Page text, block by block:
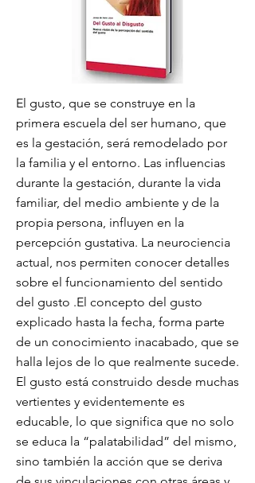
El gusto, que se construye en la
primera escuela del ser humano, que
es la gestación, será remodelado por
la familia y el entorno. Las influencias
durante la gestación, durante la vida
familiar, del medio ambiente y de la
propia persona, influyen en la
percepción gustativa. La neurociencia
actual, nos permiten conocer detalles
sobre el funcionamiento del sentido
del gusto .El concepto del gusto
explicado hasta la fecha, forma parte
de un conocimiento inacabado, que se
halla lejos de lo que realmente sucede.
El gusto está construido desde muchas
vertientes y evidentemente es
educable, lo que significa que no solo
se educa la “palatabilidad” del mismo,
sino también la acción que se deriva